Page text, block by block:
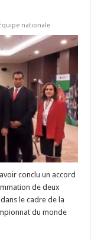
nationale
conclu un accord
de deux
le cadre de la
du monde